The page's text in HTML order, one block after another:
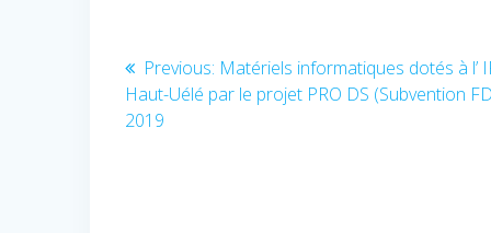
Navigation
de
Previous: Previous
post:
Matériels informatiques dotés à l’
Haut-Uélé par le projet PRO DS (Subvention
2019